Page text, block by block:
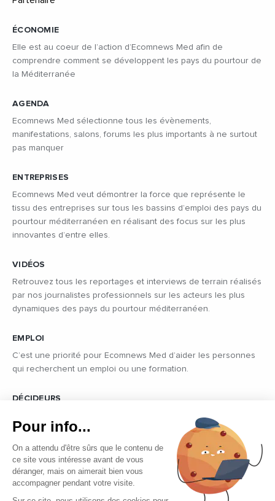
ÉCONOMIE
Elle est au coeur de l’action d’Ecomnews Med afin de
comprendre comment se développent les pays du pourtour de
la Méditerranée
AGENDA
Ecomnews Med sélectionne tous les évènements,
manifestations, salons, forums les plus importants à ne surtout
pas manquer
ENTREPRISES
Ecomnews Med veut démontrer la force que représente le
tissu des entreprises sur tous les bassins d’emploi des pays du
pourtour méditerranéen en réalisant des focus sur les plus
innovantes d’entre elles.
VIDÉOS
Retrouvez tous les reportages et interviews de terrain réalisés
par nos journalistes professionnels sur les acteurs les plus
dynamiques des pays du pourtour méditerranéen.
EMPLOI
C’est une priorité pour Ecomnews Med d’aider les personnes
qui recherchent un emploi ou une formation.
DÉCIDEURS
Quels sont les décideurs qui font l’actualité économique et
politique des pays du pourtour de la Méditerranée.
Pour info...
On a attendu d'être sûrs que le contenu de
ce site vous intéresse avant de vous
déranger, mais on aimerait bien vous
accompagner pendant votre visite.